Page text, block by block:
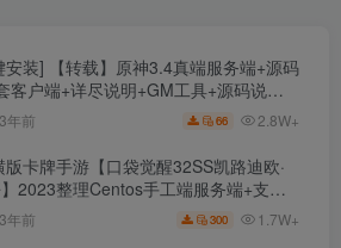
安装] 【转载】原神3.4真端服务端+源码
客户端+详尽说明+GM工具+源码说明
3年前 66 2.8W+
版卡牌手游【口袋觉醒32SS凯路迪欧·
2023整理Centos手工端服务端+支付
安卓苹果双端+运营后台+GM授权后台
后台
3年前 300 1.7W+